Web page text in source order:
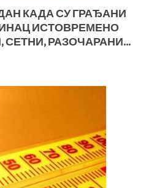
КАДА СУ ГРАЂАНИ
ИСТОВРЕМЕНО
СЕТНИ, РАЗОЧАРАНИ…